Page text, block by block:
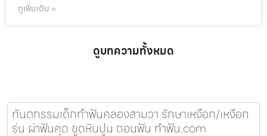
ดูเพิ่มเติม »
ดูบทความทั้งหมด
ทันตกรรมเด็กทำฟันคลองสามวา รักษาเหงือก/เหงือก
ร่น ผ่าฟันคุด ขูดหินปูน ถอนฟัน ทำฟัน.com